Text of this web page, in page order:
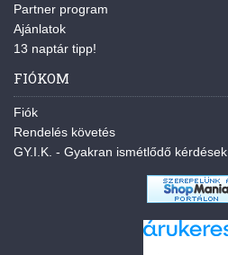
Partner program
Ajánlatok
13 naptár tipp!
FIÓKOM
Fiók
Rendelés követés
GY.I.K. - Gyakran ismétlődő kérdések